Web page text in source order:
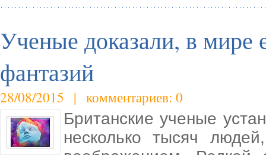
Ученые доказали, в
фантазий
28/08/2015 | комментариев: 0
Британские ученые
несколько тысяч